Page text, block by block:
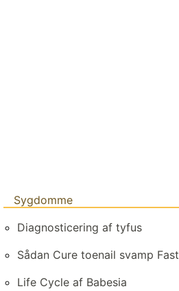
Sygdomme
Diagnosticering af tyfus
Sådan Cure toenail svamp Fast
Life Cycle af Babesia